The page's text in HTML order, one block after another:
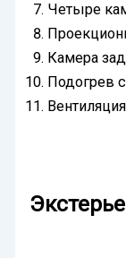
Четыре
Камера
Подогрев